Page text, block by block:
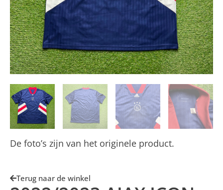
De foto’s zijn van het originele product.
Terug naar de winkel